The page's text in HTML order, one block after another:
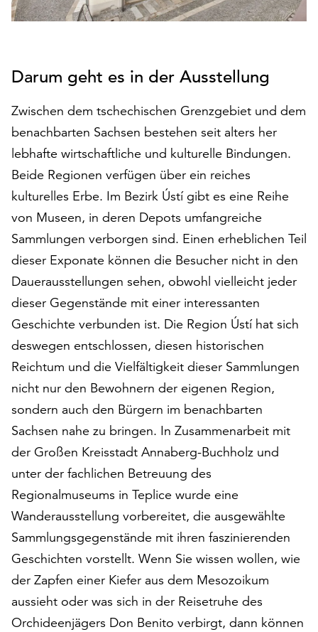
auf
alle
zu
akzeptieren.
Sie
können
Ihr
Einverständnis
jederzeit
ändern
und
widerrufen.
Dafür
Ihnen
am
Ende
der
Seite
die
Schaltfläche
„Cookie-
Einstellungen“
zur
Verfügung.
Funktionale
Cookies
werden
auch
ohne
Ihr
Einverständnis
weiterhin
ausgeführt.
Darum geht es in der Ausstellung
Zwischen dem tschechischen Grenzgebiet und dem
benachbarten Sachsen bestehen seit alters her
lebhafte wirtschaftliche und kulturelle Bindungen.
Beide Regionen verfügen über ein reiches
kulturelles Erbe. Im Bezirk Ústí gibt es eine Reihe
von Museen, in deren Depots umfangreiche
Sammlungen verborgen sind. Einen erheblichen Teil
dieser Exponate können die Besucher nicht in den
Dauerausstellungen sehen, obwohl vielleicht jeder
dieser Gegenstände mit einer interessanten
Geschichte verbunden ist. Die Region Ústí hat sich
deswegen entschlossen, diesen historischen
Reichtum und die Vielfältigkeit dieser Sammlungen
nicht nur den Bewohnern der eigenen Region,
sondern auch den Bürgern im benachbarten
Sachsen nahe zu bringen. In Zusammenarbeit mit
der Großen Kreisstadt Annaberg-Buchholz und
unter der fachlichen Betreuung des
Regionalmuseums in Teplice wurde eine
Wanderausstellung vorbereitet, die ausgewählte
Sammlungsgegenstände mit ihren faszinierenden
Geschichten vorstellt. Wenn Sie wissen wollen, wie
der Zapfen einer Kiefer aus dem Mesozoikum
aussieht oder was sich in der Reisetruhe des
Orchideenjägers Don Benito verbirgt, dann können